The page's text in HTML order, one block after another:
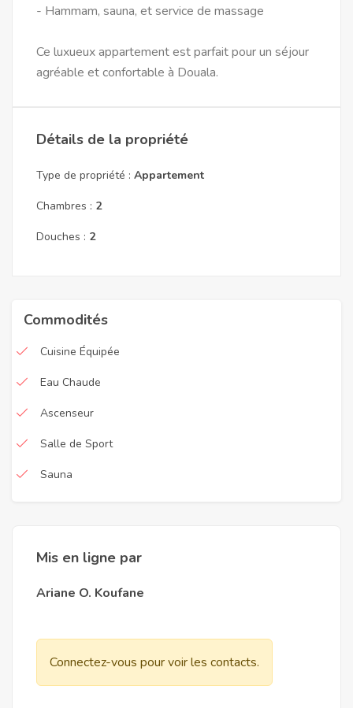
- Hammam, sauna, et service de massage
Ce luxueux appartement est parfait pour un séjour
agréable et confortable à Douala.
Détails de la propriété
Type de propriété : Appartement
Chambres : 2
Douches : 2
Commodités
Cuisine Équipée
Eau Chaude
Ascenseur
Salle de Sport
Sauna
Mis en ligne par
Ariane O. Koufane
Connectez-vous pour voir les contacts.